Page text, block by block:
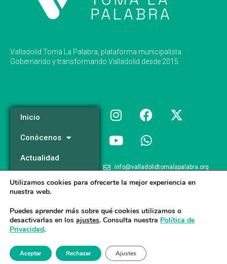
Valladolid Toma La Palabra, plataforma municipalista.
Gobernando y transformando Valladolid desde 2015.
Inicio
Conócenos
Actualidad
Programa
info@valladolidtomalapalabra.org
+34 983 426 124
Aviso legal/Poltica de Privacidad/ Politica de Cookies
Utilizamos cookies para ofrecerte la mejor experiencia en
nuestra web.
Puedes aprender más sobre qué cookies utilizamos o
desactivarlas en los ajustes. Consulta nuestra Política de
Privacidad.
Aceptar Rechazar Ajustes